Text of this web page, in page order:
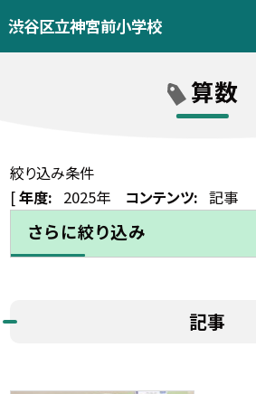
渋谷区立神宮前小学校
算数
絞り込み条件
[年度: 2025年 コンテンツ: 記事
さらに絞り込み
記事